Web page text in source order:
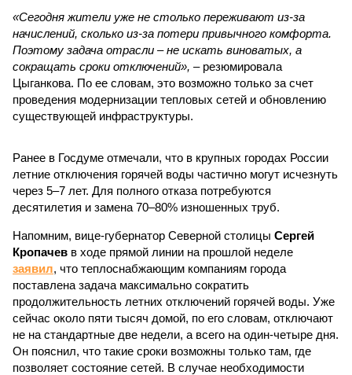
«Сегодня жители уже не столько переживают из-за
начислений, сколько из-за потери привычного комфорта.
Поэтому задача отрасли – не искать виноватых, а
сокращать сроки отключений», – резюмировала
Цыганкова. По ее словам, это возможно только за счет
проведения модернизации тепловых сетей и обновлению
существующей инфраструктуры.
Ранее в Госдуме отмечали, что в крупных городах России
летние отключения горячей воды частично могут исчезнуть
через 5–7 лет. Для полного отказа потребуются
десятилетия и замена 70–80% изношенных труб.
Напомним, вице-губернатор Северной столицы Сергей
Кропачев в ходе прямой линии на прошлой неделе
заявил, что теплоснабжающим компаниям города
поставлена задача максимально сократить
продолжительность летних отключений горячей воды. Уже
сейчас около пяти тысяч домой, по его словам, отключают
не на стандартные две недели, а всего на один-четыре дня.
Он пояснил, что такие сроки возможны только там, где
позволяет состояние сетей. В случае необходимости